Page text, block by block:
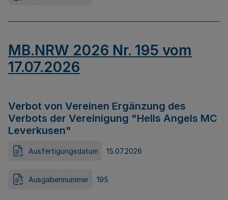
MB.NRW 2026 Nr. 195 vom
17.07.2026
Verbot von Vereinen Ergänzung des
Verbots der Vereinigung "Hells Angels MC
Leverkusen"
Ausfertigungsdatum 15.07.2026
Ausgabennummer 195